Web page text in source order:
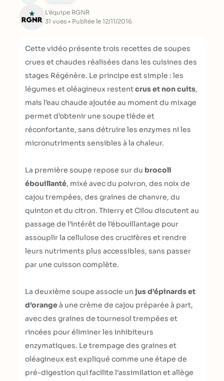
L'équipe RGNR
31 vues • Publiée le 12/11/2016
Cette vidéo présente trois recettes de soupes
crues et chaudes réalisées dans les cuisines des
stages Régénère. Le principe est simple : les
légumes et oléagineux restentcrus et non cuits,
mais l’eau chaude ajoutée au moment du mixage
permet d’obtenir une soupe tiède et
réconfortante, sans détruire les enzymes ni les
micronutriments sensibles à la chaleur.
La première soupe repose sur du brocoli
ébouillanté, mixé avec du poivron, des noix de
cajou trempées, des graines de chanvre, du
quinton et du citron. Thierry et Cilou discutent au
passage de l’intérêt de l’ébouillantage pour
assouplir la cellulose des crucifères et rendre
leurs nutriments plus accessibles, sans passer
par une cuisson complète.
La deuxième soupe associe un jus d’épinards et
d’orangeà une crème de cajou préparée à part,
avec des graines de tournesol trempées et
rincées pour éliminer les inhibiteurs
enzymatiques. Le trempage des graines et
oléagineux est expliqué comme une étape de
pré-digestion qui facilite l’assimilation et allège